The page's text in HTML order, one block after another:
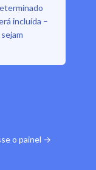
incluída –
o painel →